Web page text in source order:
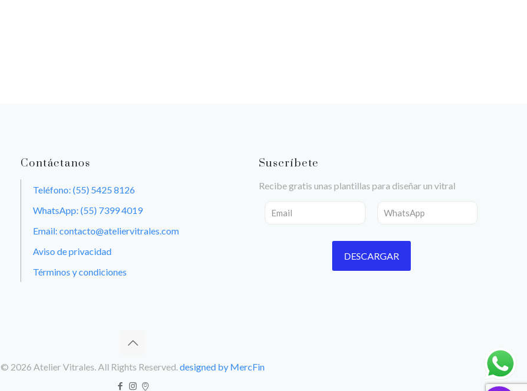
Contáctanos
Teléfono: (55) 5425 8126
WhatsApp: (55) 7399 4019
Email: contacto@ateliervitrales.com
Aviso de privacidad
Términos y condiciones
Suscríbete
Recibe gratis unas plantillas para diseñar un vitral
© 2026 Atelier Vitrales. All Rights Reserved.designed by MercFin